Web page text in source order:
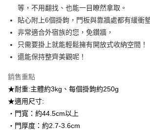
【大哥付你分期使用說明】
1.本服務由台灣大哥大提供，台灣大哥大用戶可立即
2.付款方式選擇「大哥付你分期」，訂單成立後會自
流程，驗證手機門號後，選擇欲分期的期數、繳款截
3.實際核准額度、可分期數及費用金額請依後續交易
4.訂單成立30分鐘內，如未前往確認交易或遇審核未
法說明評估內容。
1.分期款項不併入電信帳單，「大哥付你分期」於每
醒簡訊。
2.透過簡訊連結打開帳單後，可選擇「超商條碼／台
帳／街口支付／iPASS MONEY」等通路繳費。
ATM付款
運送方式
宅配【父親節大回饋】限時$299免運
等，不用翻找、也能一目瞭然拿取。
貼心附上6個掛鉤，門板與靠牆處都有緩衝
非常適合外宿族的您，免鑽牆，
只需要掛上就能輕鬆擁有開放式收納空間！
還能保持整齊美觀呢！
銷售重點
★耐重:主體約3kg、每個掛鉤約250g
★適用尺寸:
・門寬：約44.5cm以上
・門厚度：約2.7-3.6cm